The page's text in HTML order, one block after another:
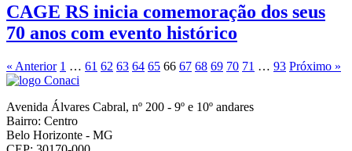
CAGE RS inicia comemoração dos seus
70 anos com evento histórico
« Anterior 1 … 61 62 63 64 65 66 67 68 69 70 71 … 93 Próximo »
Avenida Álvares Cabral, nº 200 - 9º e 10º andares
Bairro: Centro
Belo Horizonte - MG